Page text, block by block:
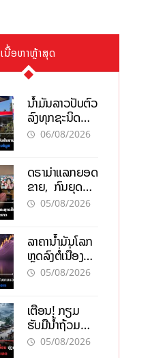
ເນື້ອຫາຫຼ້າສຸດ
ນໍ້າມັນລາວປັບຕົວ
ລົງທຸກຊະນິດ
ຕອບຮັບສັນຍານ
ແຄບຮໍມູສ
06/08/2026
ດຣາມ່າແລກຍອດ
ຂາຍ, ກົນຍຸດ
ການຕະຫຼາດສີ
ໄລຍະຍາວ
05/08/2026
ລາຄານ້ຳມັນໂລກ
ຫຼຸດລົງຕໍ່ເນື່ອງ
ຮັບສັນຍານບວກ
ລາວ
05/08/2026
ເຕືອນ! ກຽມ
ຮັບມືນໍ້າຖ້ວມ
ກະທັນຫັນ-ດິນ
05/08/2026